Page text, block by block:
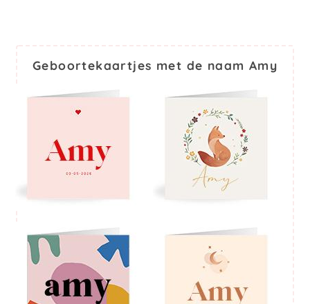
Geboortekaartjes met de naam Amy